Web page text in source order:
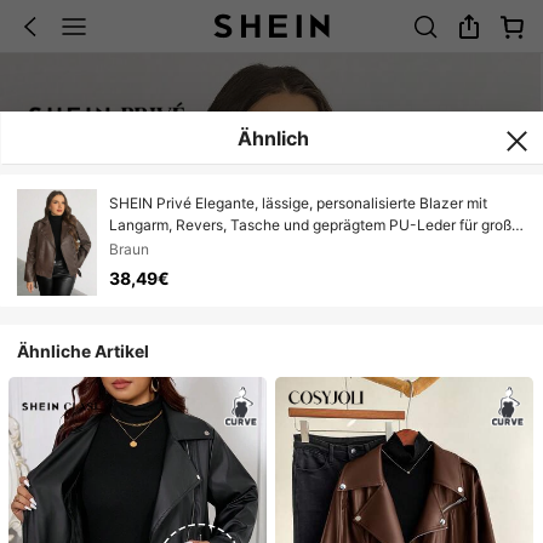
Ähnlich
SHEIN Privé Elegante, lässige, personalisierte Blazer mit
Langarm, Revers, Tasche und geprägtem PU-Leder für große
Größen, geeignet für Urlaub, Neujahr, Party, elegante
Bürokleidung. Braune Motorradjacke für Frauen, braune
Lederjacke für Frauen, Motorradjacke in Große Größen,
Damen, Damenbekleidung
Braun
38,49€
Ähnliche Artikel